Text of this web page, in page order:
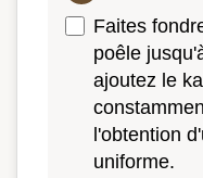
Faites
poêle
ajoutez le
l'obtention
uniforme.